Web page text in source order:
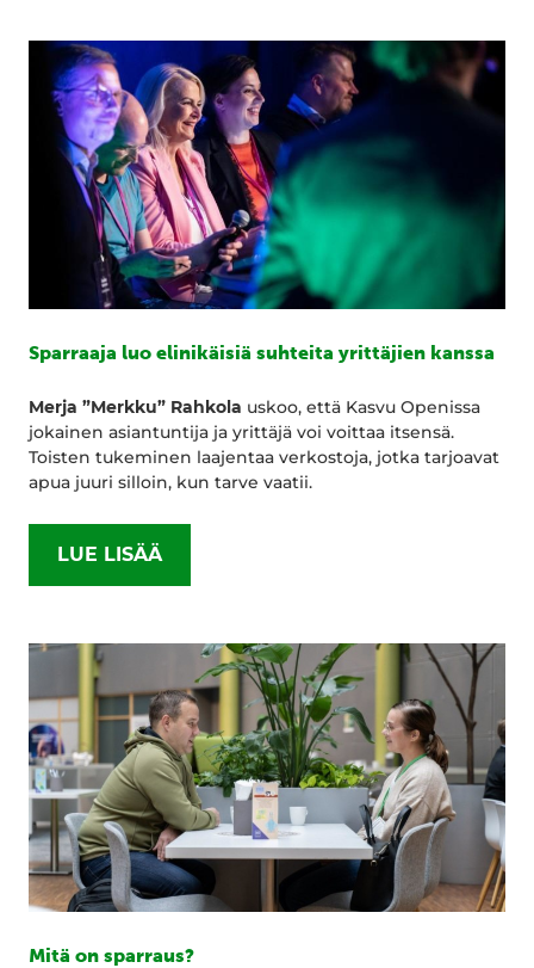
Sparraaja luo elinikäisiä suhteita yrittäjien kanssa
Merja ”Merkku” Rahkola uskoo, että Kasvu Openissa
jokainen asiantuntija ja yrittäjä voi voittaa itsensä.
Toisten tukeminen laajentaa verkostoja, jotka tarjoavat
apua juuri silloin, kun tarve vaatii.
LUE LISÄÄ
Mitä on sparraus?